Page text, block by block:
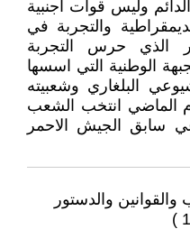
وليس قوات اجنبية
والتجربة في
الذي حرس التجربة
الوطنية التي اسسها
البلغاري وشعبيته
الماضي انتخب الشعب
سابق الجيش الاحمر